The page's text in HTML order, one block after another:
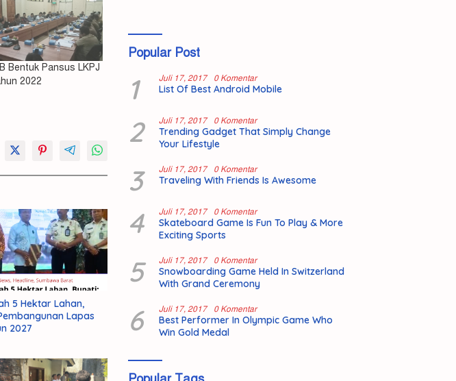
Bentuk Pansus LKPJ
2022
5 Hektar Lahan,
Lapas
2027
Popular Post
1 Juli 17, 2017 0 Komentar
List Of Best Android Mobile
2 Juli 17, 2017 0 Komentar
Trending Gadget That Simply Change
Your Lifestyle
3 Juli 17, 2017 0 Komentar
Traveling With Friends Is Awesome
4 Juli 17, 2017 0 Komentar
Skateboard Game Is Fun To Play & More
Exciting Sports
5 Juli 17, 2017 0 Komentar
Snowboarding Game Held In Switzerland
With Grand Ceremony
6 Juli 17, 2017 0 Komentar
Best Performer In Olympic Game Who
Win Gold Medal